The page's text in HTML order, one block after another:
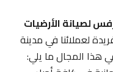
الأرضيات
لعملائنا في مدينة
المجال ما يلي: